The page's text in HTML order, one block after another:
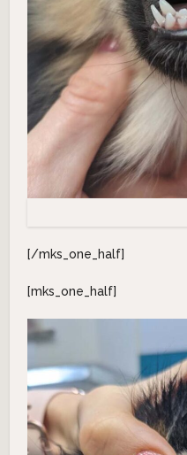
[/mks_one_half]
[mks_one_half]